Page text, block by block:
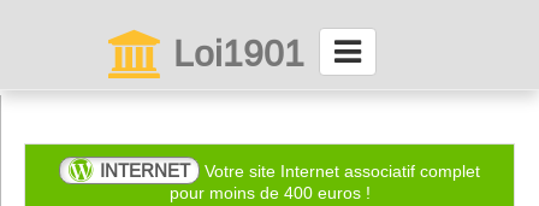
Loi1901
ConnexionINTERNET
Votre site Internet associatif complet
pour moins de 400 euros !